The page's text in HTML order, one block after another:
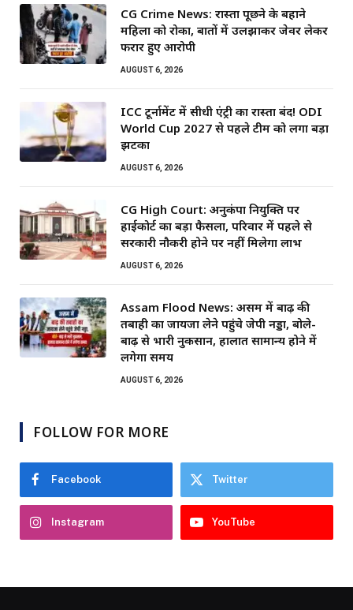
CG Crime News: रास्ता पूछने के बहाने
महिला को रोका, बातों में उलझाकर जेवर लेकर
फरार हुए आरोपी
AUGUST 6, 2026
ICC टूर्नामेंट में सीधी एंट्री का रास्ता बंद! ODI
World Cup 2027 से पहले टीम को लगा बड़ा
झटका
AUGUST 6, 2026
CG High Court: अनुकंपा नियुक्ति पर
हाईकोर्ट का बड़ा फैसला, परिवार में पहले से
सरकारी नौकरी होने पर नहीं मिलेगा लाभ
AUGUST 6, 2026
Assam Flood News: असम में बाढ़ की
तबाही का जायजा लेने पहुंचे जेपी नड्डा, बोले-
बाढ़ से भारी नुकसान, हालात सामान्य होने में
लगेगा समय
AUGUST 6, 2026
FOLLOW FOR MORE
Facebook Twitter
Instagram YouTube